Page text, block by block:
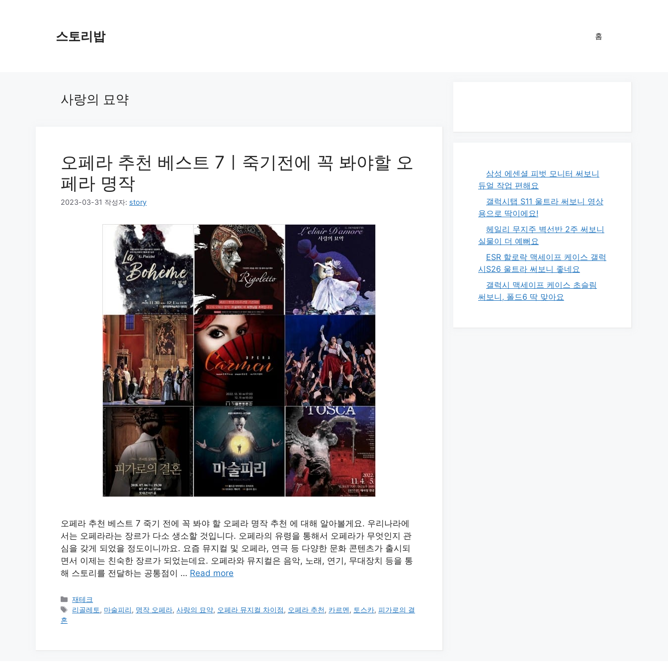
스토리밥 홈
사랑의 묘약
오페라 추천 베스트 7ㅣ죽기전에 꼭 봐야할 오
페라 명작
2023-03-31 작성자: story
오페라 추천 베스트 7 죽기 전에 꼭 봐야 할 오페라 명작 추천 에 대해 알아볼게요. 우리나라에
서는 오페라라는 장르가 다소 생소할 것입니다. 오페라의 유령을 통해서 오페라가 무엇인지 관
심을 갖게 되었을 정도이니까요. 요즘 뮤지컬 및 오페라, 연극 등 다양한 문화 콘텐츠가 출시되
면서 이제는 친숙한 장르가 되었는데요. 오페라와 뮤지컬은 음악, 노래, 연기, 무대장치 등을 통
해 스토리를 전달하는 공통점이 … Read more
카
테
재테크
태
리골레토, 마술피리, 명작 오페라,사랑의 묘약, 오페라 뮤지컬 차이점, 오페라 추천, 카르멘, 토스카,피가로의 결
혼
삼성 에센셜 피벗 모니터 써보니
듀얼 작업 편해요
갤럭시탭 S11 울트라 써보니 영상
용으로 딱이에요!
헤일리 무지주 벽선반 2주 써보니
실물이 더 예뻐요
ESR 할로락 맥세이프 케이스 갤럭
시S26 울트라 써보니 좋네요
갤럭시 맥세이프 케이스 초슬림
써보니, 폴드6 딱 맞아요